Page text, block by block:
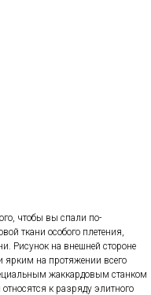
чтобы вы спали по-
ткани особого плетения,
Рисунок на внешней стороне
ярким на протяжении всего
жаккардовым станком
к разряду элитного